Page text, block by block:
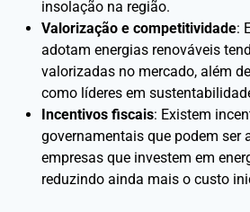
insolação na região.
Valorização e competitividade:
adotam energias renováveis
valorizadas no mercado, além
como líderes em
Incentivos fiscais: Existem
governamentais que podem ser
empresas que investem em
reduzindo ainda mais o custo